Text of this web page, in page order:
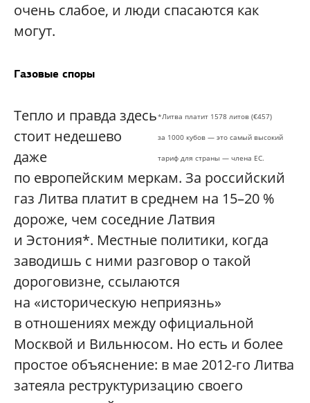
очень слабое, и люди спасаются как
могут.
Газовые споры
*Литва платит 1578 литов (€457)
за 1000 кубов — это самый высокий
тариф для страны — члена ЕС.
Тепло и правда здесь
стоит недешево
даже
по европейским меркам. За российский
газ Литва платит в среднем на 15–20 %
дороже, чем соседние Латвия
и Эстония*. Местные политики, когда
заводишь с ними разговор о такой
дороговизне, ссылаются
на «историческую неприязнь»
в отношениях между официальной
Москвой и Вильнюсом. Но есть и более
простое объяснение: в мае 2012-го Литва
затеяла реструктуризацию своего